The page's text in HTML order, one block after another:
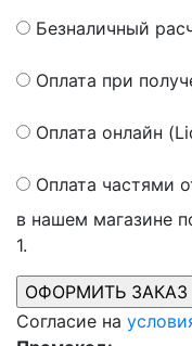
Безналичный
Оплата при
Оплата онлайн
Оплата частями
в нашем магазине
1.
Согласие на